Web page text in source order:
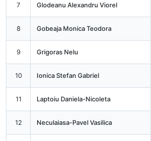
7 Glodeanu Alexandru Viorel
8 Gobeaja Monica Teodora
9 Grigoras Nelu
10 Ionica Stefan Gabriel
11 Laptoiu Daniela-Nicoleta
12 Neculaiasa-Pavel Vasilica